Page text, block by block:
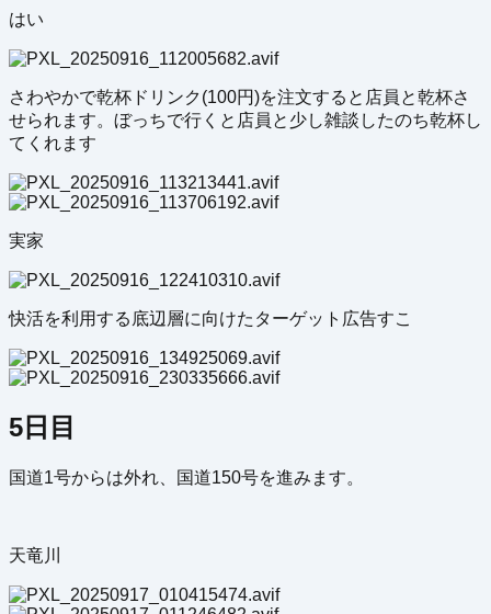
はい
さわやかで乾杯ドリンク(100円)を注文すると店員と乾杯さ
せられます。ぼっちで行くと店員と少し雑談したのち乾杯し
てくれます
実家
快活を利用する底辺層に向けたターゲット広告すこ
5日目
国道1号からは外れ、国道150号を進みます。
天竜川